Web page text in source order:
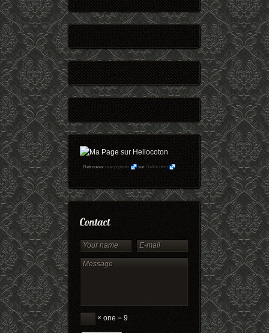
Retrouvezmaryophoto surHellocoton
× one = 9